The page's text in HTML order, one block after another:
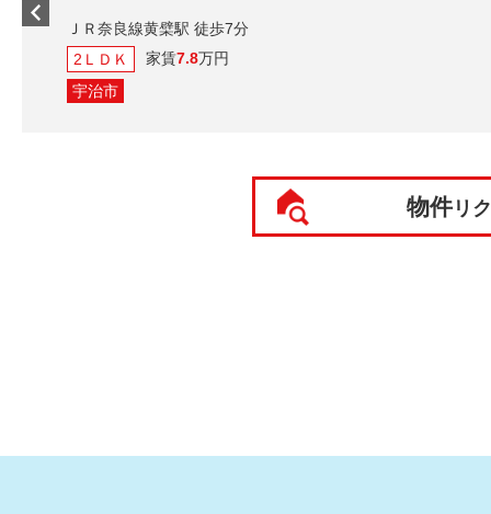
ＪＲ奈良線黄檗駅 徒歩7分
2ＬＤＫ
家賃7.8万円
宇治市
物件リ